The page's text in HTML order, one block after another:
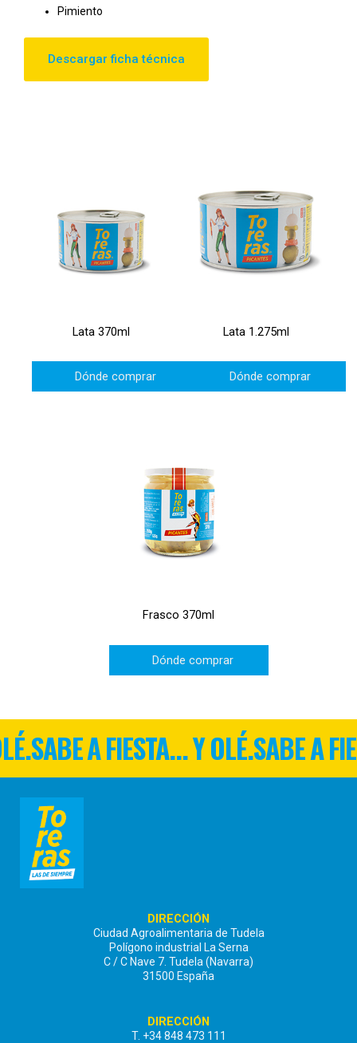
Pimiento
Descargar ficha técnica
Lata 370ml
Dónde comprar
Lata 1.275ml
Dónde comprar
Frasco 370ml
Dónde comprar
SABE A FIESTA... Y OLÉ.SABE A
DIRECCIÓN
Ciudad Agroalimentaria de Tudela
Polígono industrial La Serna
C / C Nave 7. Tudela (Navarra)
31500 España
DIRECCIÓN
T. +34 848 473 111